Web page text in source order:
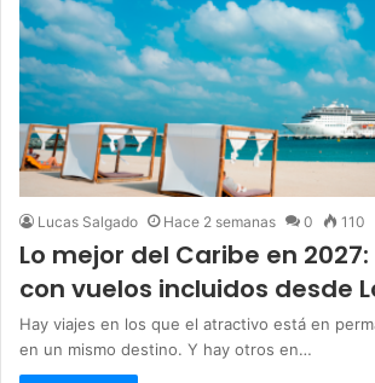
Lucas Salgado Hace 2 semanas 0 110
Lo mejor del Caribe en
con vuelos incluidos desde
Hay viajes en los que el atractivo está en
en un mismo destino. Y hay otros en…